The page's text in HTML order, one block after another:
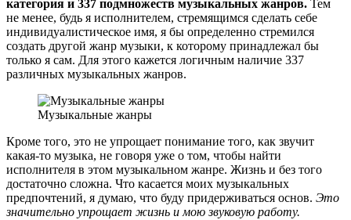
категория и 337 подмножеств музыкальных жанров. Тем
не менее, будь я исполнителем, стремящимся сделать себе
индивидуалистическое имя, я бы определенно стремился
создать другой жанр музыки, к которому принадлежал бы
только я сам. Для этого кажется логичным наличие 337
различных музыкальных жанров.
Музыкальные жанры
Кроме того, это не упрощает понимание того, как звучит
какая-то музыка, не говоря уже о том, чтобы найти
исполнителя в этом музыкальном жанре. Жизнь и без того
достаточно сложна. Что касается моих музыкальных
предпочтений, я думаю, что буду придерживаться основ. Это
значительно упрощает жизнь и мою звуковую работу.